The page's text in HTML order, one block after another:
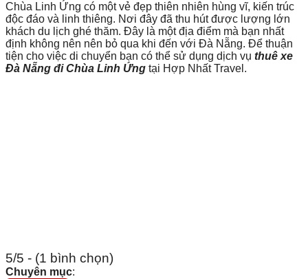
Chùa Linh Ứng có một vẻ đẹp thiên nhiên hùng vĩ, kiến trúc
độc đáo và linh thiêng. Nơi đây đã thu hút được lượng lớn
khách du lịch ghé thăm. Đây là một địa điểm mà bạn nhất
định không nên nên bỏ qua khi đến với Đà Nẵng. Để thuận
tiện cho việc di chuyển bạn có thể sử dụng dịch vụ thuê xe
Đà Nẵng đi Chùa Linh Ứng tại Hợp Nhất Travel .
5/5 - (1 bình chọn)
Chuyên mục: